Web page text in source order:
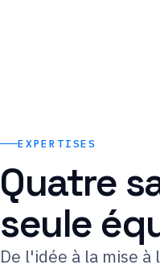
EXPERTISES
Quatre
seule
De l'idée à la mise